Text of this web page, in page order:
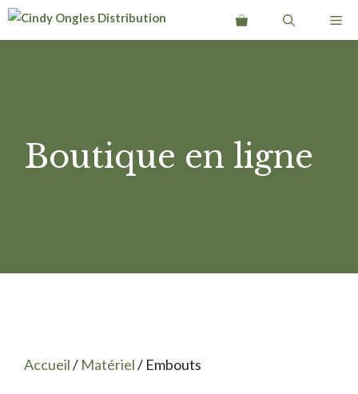
Aller
Boutique en ligne
Accueil/ Matériel/ Embouts